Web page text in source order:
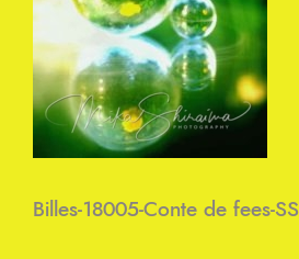
Billes-18005-Conte de fees-SS